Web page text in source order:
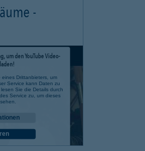
-
um den YouTube Video-
Drittanbieters, um
Service kann Daten zu
Sie die Details durch
Service zu, um dieses
Management Platform